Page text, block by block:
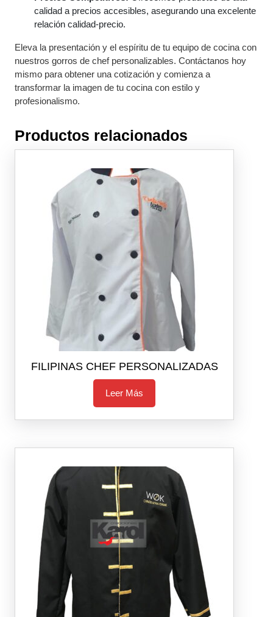
calidad a precios accesibles, asegurando una excelente
relación calidad-precio.
Eleva la presentación y el espíritu de tu equipo de cocina con
nuestros gorros de chef personalizables. Contáctanos hoy
mismo para obtener una cotización y comienza a
transformar la imagen de tu cocina con estilo y
profesionalismo.
Productos relacionados
FILIPINAS CHEF PERSONALIZADAS
Leer Más